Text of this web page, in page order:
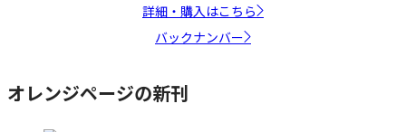
詳細・購入はこちら
バックナンバー
オレンジページの新刊